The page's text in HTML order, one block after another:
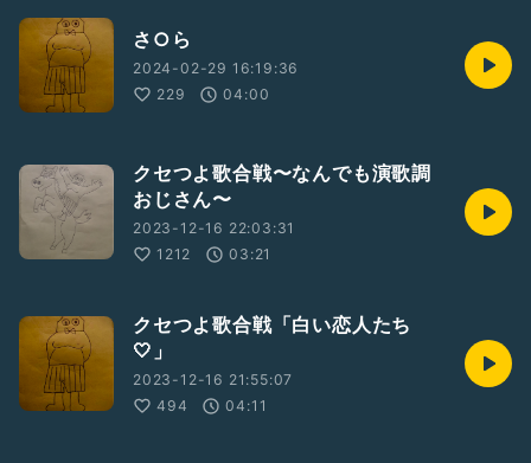
さ○ら
2024-02-29 16:19:36
229
04:00
クセつよ歌合戦〜なんでも演歌調
おじさん〜
2023-12-16 22:03:31
1212
03:21
クセつよ歌合戦「白い恋人たち
🤍」
2023-12-16 21:55:07
494
04:11